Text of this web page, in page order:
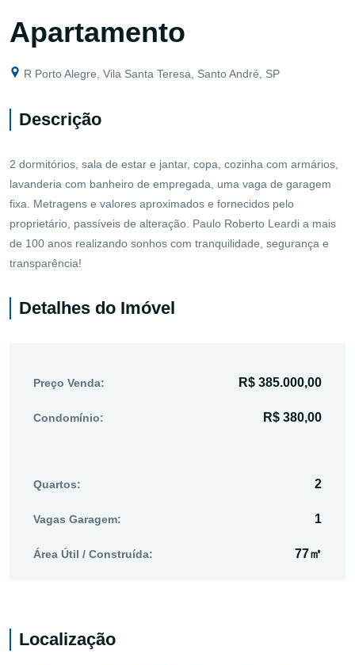
Apartamento
R Porto Alegre, Vila Santa Teresa, Santo André, SP
Descrição
2 dormitórios, sala de estar e jantar, copa, cozinha com armários,
lavanderia com banheiro de empregada, uma vaga de garagem
fixa. Metragens e valores aproximados e fornecidos pelo
proprietário, passíveis de alteração. Paulo Roberto Leardi a mais
de 100 anos realizando sonhos com tranquilidade, segurança e
transparência!
Detalhes do Imóvel
Preço Venda: R$ 385.000,00
Condomínio: R$ 380,00
Quartos: 2
Vagas Garagem: 1
Área Útil / Construída: 77㎡
Localização